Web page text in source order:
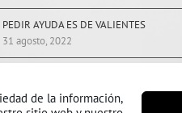
de la información,
PEDIR AYUDA ES DE VALIENTES
31 agosto, 2022